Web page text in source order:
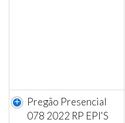
Pregão Presencial
078 2022 RP EPI'S